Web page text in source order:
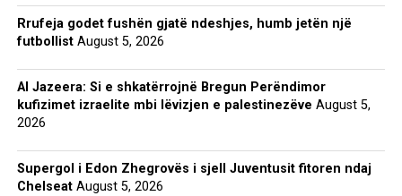
Rrufeja godet fushën gjatë ndeshjes, humb jetën një
futbollist August 5, 2026
Al Jazeera: Si e shkatërrojnë Bregun Perëndimor
kufizimet izraelite mbi lëvizjen e palestinezëve August 5,
2026
Supergol i Edon Zhegrovës i sjell Juventusit fitoren ndaj
Chelseat August 5, 2026